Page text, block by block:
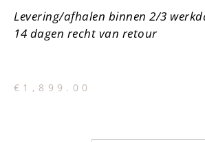
Levering/afhalen binnen 2/3
14 dagen recht van retour
€ 1,899.00